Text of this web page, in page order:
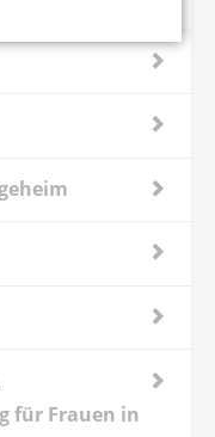
für Frauen in